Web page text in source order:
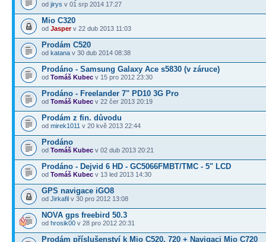
od jirys v 01 srp 2014 17:27
Mio C320
od Jasperv 22 dub 2013 11:03
Prodám C520
od katana v 30 dub 2014 08:38
Prodáno - Samsung Galaxy Ace s5830 (v záruce)
od Tomáš Kubec v 15 pro 2012 23:30
Prodáno - Freelander 7" PD10 3G Pro
od Tomáš Kubec v 22 čer 2013 20:19
Prodám z fin. důvodu
od mirek1011 v 20 kvě 2013 22:44
Prodáno
od Tomáš Kubec v 02 dub 2013 20:21
Prodáno - Dejvid 6 HD - GC5066FMBT/TMC - 5" LCD
od Tomáš Kubec v 13 led 2013 14:30
GPS navigace iGO8
od Jirkafil v 30 pro 2012 13:08
NOVA gps freebird 50.3
od hrosik00 v 28 pro 2012 20:31
Prodám příslušenství k Mio C520, 720 + Navigaci Mio C720